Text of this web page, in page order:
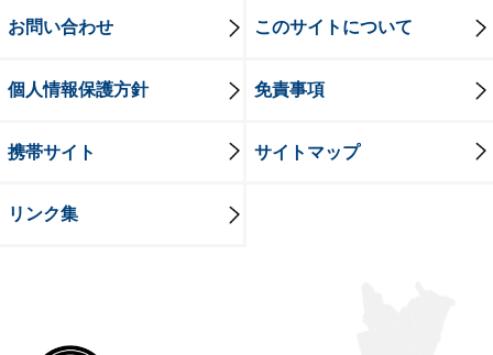
お問い合わせ このサイトについて
個人情報保護方針 免責事項
携帯サイト サイトマップ
リンク集